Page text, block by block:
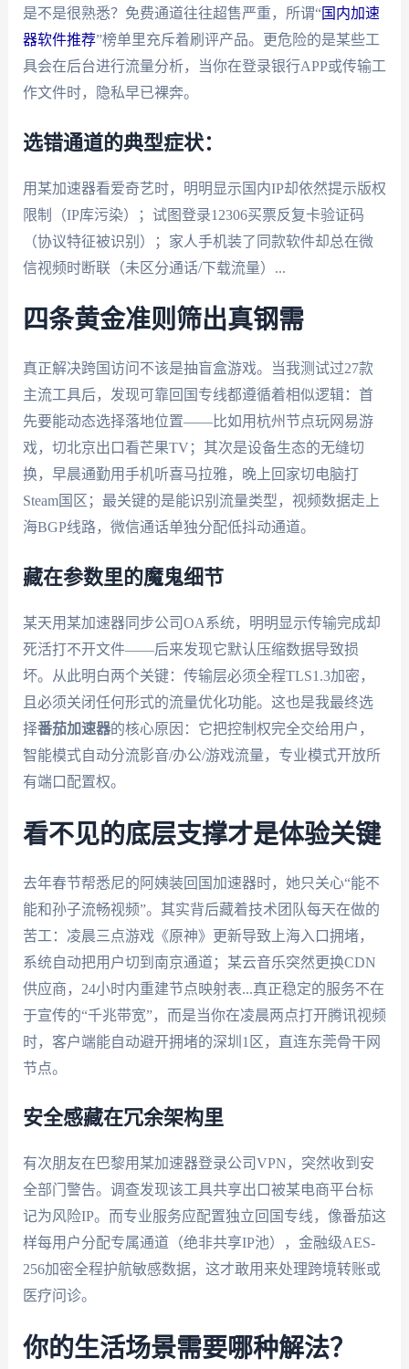
是不是很熟悉？免费通道往往超售严重，所谓“国内加速
器软件推荐”榜单里充斥着刷评产品。更危险的是某些工
具会在后台进行流量分析，当你在登录银行APP或传输工
作文件时，隐私早已裸奔。
选错通道的典型症状：
用某加速器看爱奇艺时，明明显示国内IP却依然提示版权
限制（IP库污染）；试图登录12306买票反复卡验证码
（协议特征被识别）；家人手机装了同款软件却总在微
信视频时断联（未区分通话/下载流量）...
四条黄金准则筛出真钢需
真正解决跨国访问不该是抽盲盒游戏。当我测试过27款
主流工具后，发现可靠回国专线都遵循着相似逻辑：首
先要能动态选择落地位置——比如用杭州节点玩网易游
戏，切北京出口看芒果TV；其次是设备生态的无缝切
换，早晨通勤用手机听喜马拉雅，晚上回家切电脑打
Steam国区；最关键的是能识别流量类型，视频数据走上
海BGP线路，微信通话单独分配低抖动通道。
藏在参数里的魔鬼细节
某天用某加速器同步公司OA系统，明明显示传输完成却
死活打不开文件——后来发现它默认压缩数据导致损
坏。从此明白两个关键：传输层必须全程TLS1.3加密，
且必须关闭任何形式的流量优化功能。这也是我最终选
择番茄加速器的核心原因：它把控制权完全交给用户，
智能模式自动分流影音/办公/游戏流量，专业模式开放所
有端口配置权。
看不见的底层支撑才是体验关键
去年春节帮悉尼的阿姨装回国加速器时，她只关心“能不
能和孙子流畅视频”。其实背后藏着技术团队每天在做的
苦工：凌晨三点游戏《原神》更新导致上海入口拥堵，
系统自动把用户切到南京通道；某云音乐突然更换CDN
供应商，24小时内重建节点映射表...真正稳定的服务不在
于宣传的“千兆带宽”，而是当你在凌晨两点打开腾讯视频
时，客户端能自动避开拥堵的深圳1区，直连东莞骨干网
节点。
安全感藏在冗余架构里
有次朋友在巴黎用某加速器登录公司VPN，突然收到安
全部门警告。调查发现该工具共享出口被某电商平台标
记为风险IP。而专业服务应配置独立回国专线，像番茄这
样每用户分配专属通道（绝非共享IP池），金融级AES-
256加密全程护航敏感数据，这才敢用来处理跨境转账或
医疗问诊。
你的生活场景需要哪种解法？